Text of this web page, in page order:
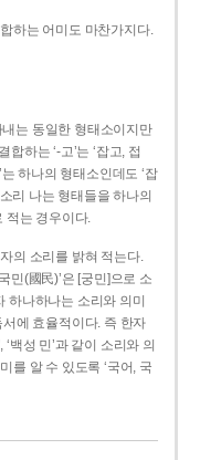
하는 어미도 마찬가지다.
내는 동일한 형태소이지만
하는 ‘-고’는 ‘잡고, 접
하나의 형태소인데도 ‘잡
리 나는 형태들을 하나의
적는 경우이다.
의 소리를 밝혀 적는다.
민(國民)’은 [궁민]으로 소
하나하나는 소리와 의미
에 효율적이다. 즉 한자
‘백성 민’과 같이 소리와 의
를 알 수 있도록 ‘국어, 국